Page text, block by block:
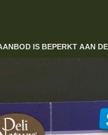
IS BEPERKT AAN